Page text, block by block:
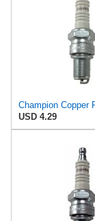
USD 4.29